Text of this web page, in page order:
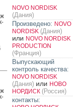
NOVO NORDISK
(Дания)
Произведено: NOVO
NORDISK (Дания)
или NOVO NORDISK
PRODUCTION
(Франция)
Выпускающий
контроль качества:
NOVO NORDISK
(Дания) или НОВО
НОРДИСК (Россия)
контакты: